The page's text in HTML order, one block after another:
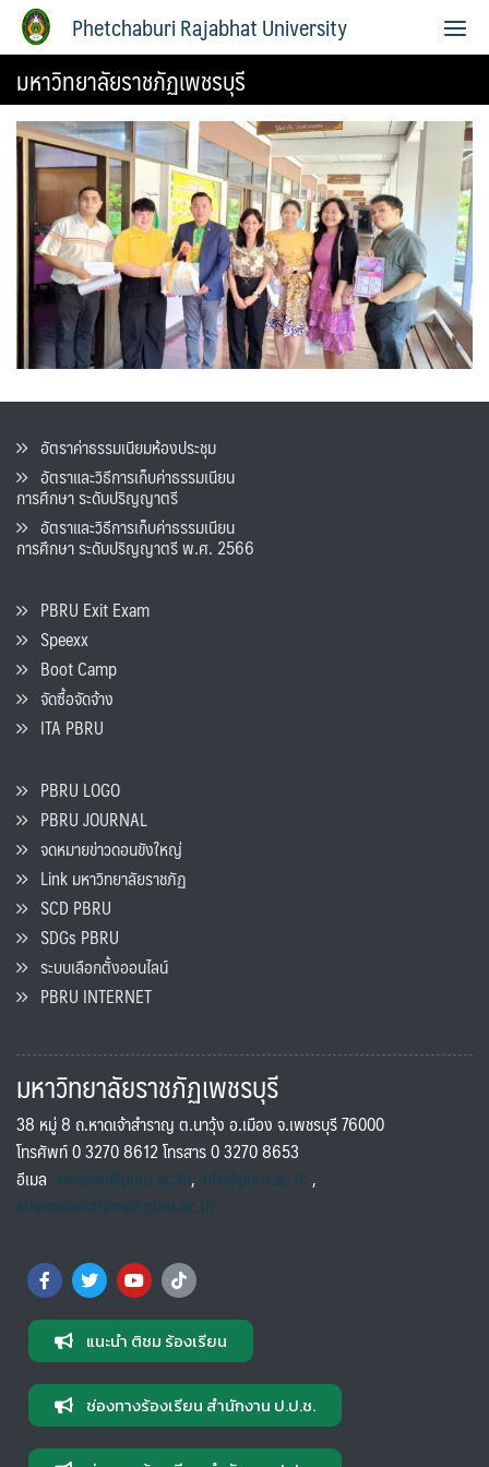
Phetchaburi Rajabhat University
มหาวิทยาลัยราชภัฏเพชรบุรี
อัตราค่าธรรมเนียมห้องประชุม
อัตราและวิธีการเก็บค่าธรรมเนียน
การศึกษา ระดับปริญญาตรี
อัตราและวิธีการเก็บค่าธรรมเนียน
การศึกษา ระดับปริญญาตรี พ.ศ. 2566
PBRU Exit Exam
Speexx
Boot Camp
จัดซื้อจัดจ้าง
ITA PBRU
PBRU LOGO
PBRU JOURNAL
จดหมายข่าวดอนขังใหญ่
Link มหาวิทยาลัยราชภัฏ
SCD PBRU
SDGs PBRU
ระบบเลือกตั้งออนไลน์
PBRU INTERNET
มหาวิทยาลัยราชภัฏเพชรบุรี
38 หมู่ 8 ถ.หาดเจ้าสำราญ ต.นาวุ้ง อ.เมือง จ.เพชรบุรี 76000
โทรศัพท์ 0 3270 8612 โทรสาร 0 3270 8653
อีเมล saraban@pbru.ac.th, info@pbru.ac.th,
international@mail.pbru.ac.th
แนะนำ ติชม ร้องเรียน
ช่องทางร้องเรียน สำนักงาน ป.ป.ช.